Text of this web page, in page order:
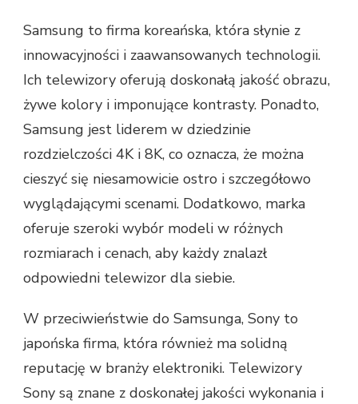
Samsung to firma koreańska, która słynie z
innowacyjności i zaawansowanych technologii.
Ich telewizory oferują doskonałą jakość obrazu,
żywe kolory i imponujące kontrasty. Ponadto,
Samsung jest liderem w dziedzinie
rozdzielczości 4K i 8K, co oznacza, że można
cieszyć się niesamowicie ostro i szczegółowo
wyglądającymi scenami. Dodatkowo, marka
oferuje szeroki wybór modeli w różnych
rozmiarach i cenach, aby każdy znalazł
odpowiedni telewizor dla siebie.
W przeciwieństwie do Samsunga, Sony to
japońska firma, która również ma solidną
reputację w branży elektroniki. Telewizory
Sony są znane z doskonałej jakości wykonania i